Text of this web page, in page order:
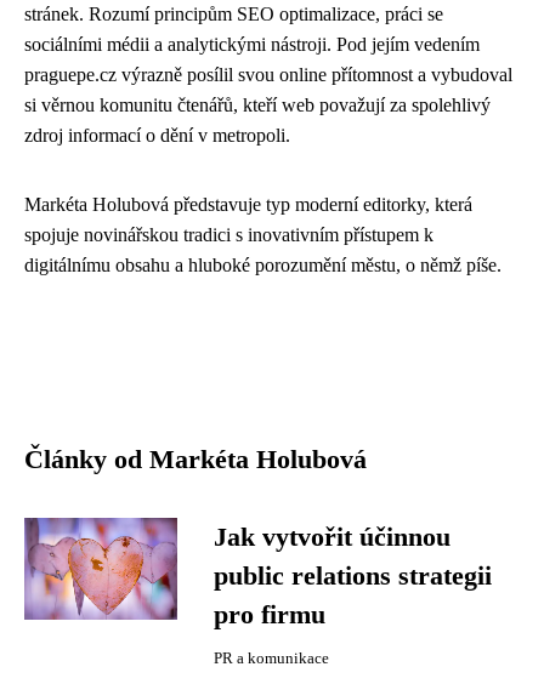
stránek. Rozumí principům SEO optimalizace, práci se
sociálními médii a analytickými nástroji. Pod jejím vedením
praguepe.cz výrazně posílil svou online přítomnost a vybudoval
si věrnou komunitu čtenářů, kteří web považují za spolehlivý
zdroj informací o dění v metropoli.
Markéta Holubová představuje typ moderní editorky, která
spojuje novinářskou tradici s inovativním přístupem k
digitálnímu obsahu a hluboké porozumění městu, o němž píše.
Články od Markéta Holubová
Jak vytvořit účinnou
public relations strategii
pro firmu
PR a komunikace